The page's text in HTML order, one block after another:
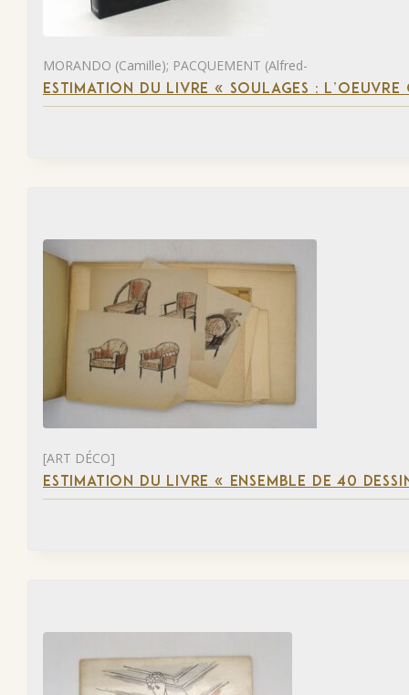
MORANDO (Camille); PACQUEMENT (Alfred-
ESTIMATION DU LIVRE « SOULAGES :
[ART DÉCO]
ESTIMATION DU LIVRE « ENSEMBLE DE 40